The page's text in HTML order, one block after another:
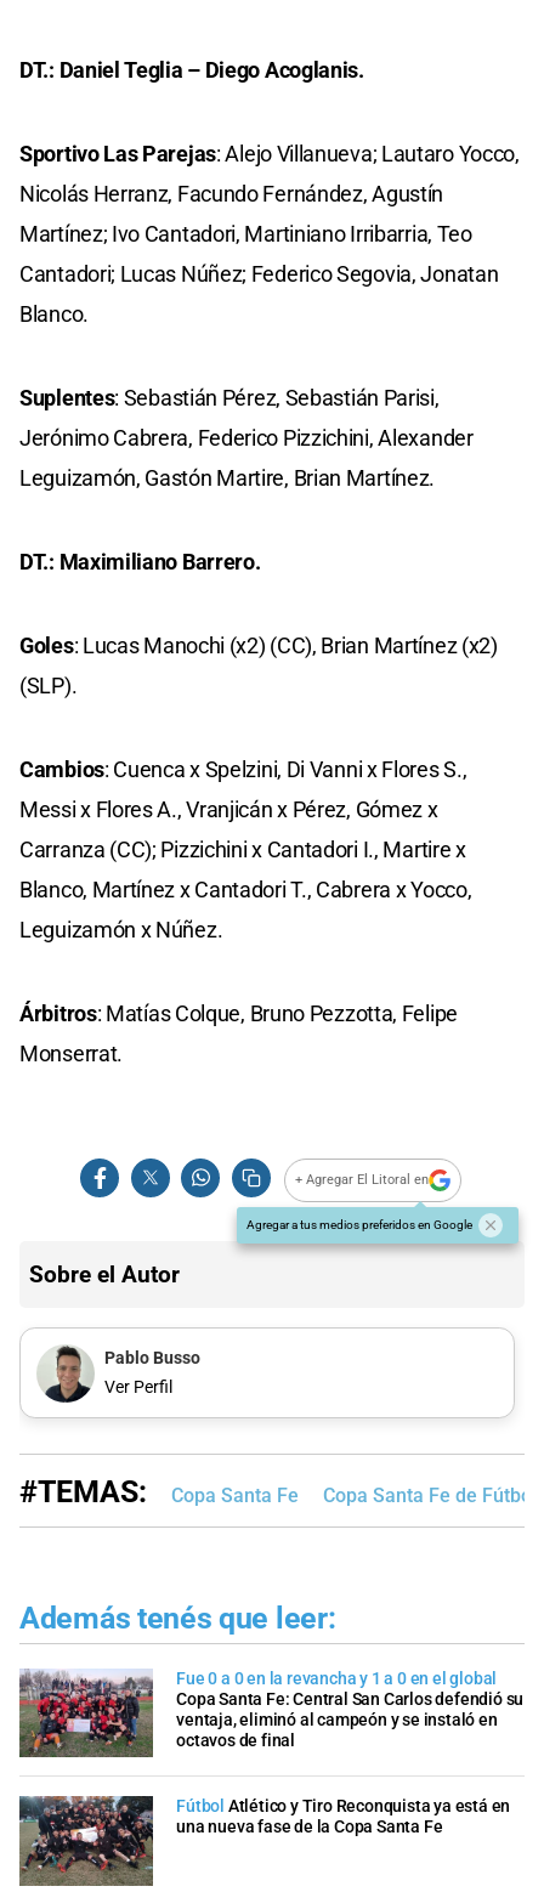
DT.: Daniel Teglia – Diego Acoglanis.
Sportivo Las Parejas: Alejo Villanueva; Lautaro Yocco,
Nicolás Herranz, Facundo Fernández, Agustín
Martínez; Ivo Cantadori, Martiniano Irribarria, Teo
Cantadori; Lucas Núñez; Federico Segovia, Jonatan
Blanco.
Suplentes: Sebastián Pérez, Sebastián Parisi,
Jerónimo Cabrera, Federico Pizzichini, Alexander
Leguizamón, Gastón Martire, Brian Martínez.
DT.: Maximiliano Barrero.
Goles: Lucas Manochi (x2) (CC), Brian Martínez (x2)
(SLP).
Cambios: Cuenca x Spelzini, Di Vanni x Flores S.,
Messi x Flores A., Vranjicán x Pérez, Gómez x
Carranza (CC); Pizzichini x Cantadori I., Martire x
Blanco, Martínez x Cantadori T., Cabrera x Yocco,
Leguizamón x Núñez.
Árbitros: Matías Colque, Bruno Pezzotta, Felipe
Monserrat.
+ Agregar El Litoral en
Agregar a tus medios preferidos en Google
Sobre el Autor
Pablo Busso
Ver Perfil
#TEMAS: Copa Santa Fe Copa Santa Fe de Fútbol
Además tenés que leer:
Fue 0 a 0 en la revancha y 1 a 0 en el global
Copa Santa Fe: Central San Carlos defendió su
ventaja, eliminó al campeón y se instaló en
octavos de final
Fútbol Atlético y Tiro Reconquista ya está en
una nueva fase de la Copa Santa Fe